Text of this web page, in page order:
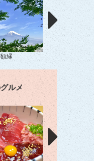
縁 満月の夜
ルメ